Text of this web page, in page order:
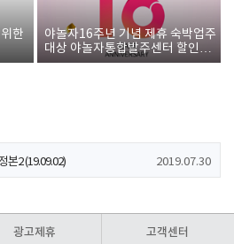
한
야놀자16주년 기념 제휴 숙박업주
대상 야놀자통합발주센터 할인쿠
폰 증정
(19.09.02)
본2 (19.09.02) 2019.07.30
광고제휴 고객센터